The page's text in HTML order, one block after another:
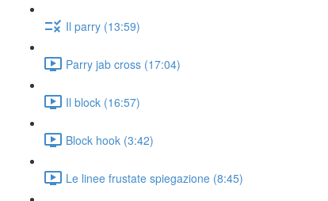
Il parry (13:59)
Parry jab cross (17:04)
Il block (16:57)
Block hook (3:42)
Le linee frustate spiegazione (8:45)